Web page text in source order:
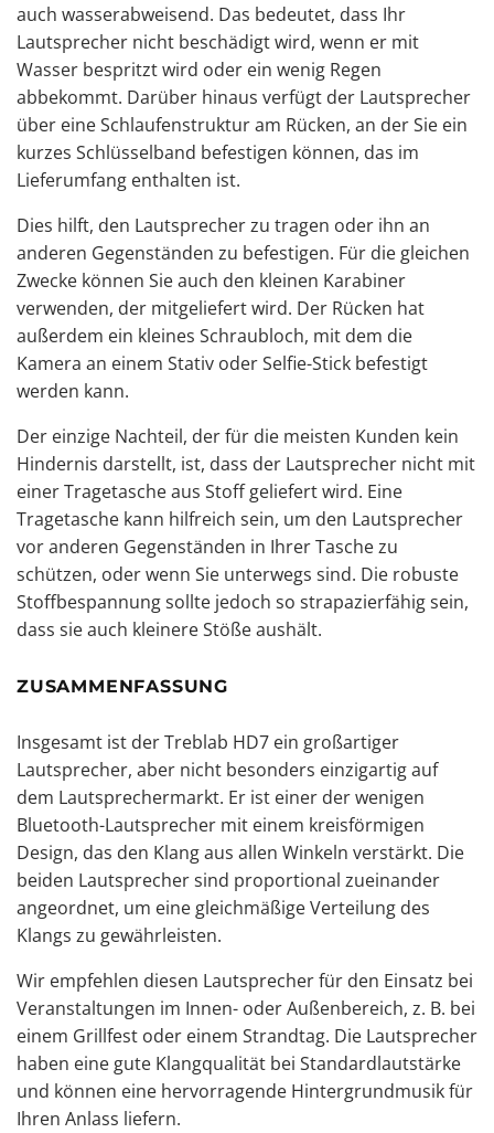
auch wasserabweisend. Das bedeutet, dass Ihr
Lautsprecher nicht beschädigt wird, wenn er mit
Wasser bespritzt wird oder ein wenig Regen
abbekommt. Darüber hinaus verfügt der Lautsprecher
über eine Schlaufenstruktur am Rücken, an der Sie ein
kurzes Schlüsselband befestigen können, das im
Lieferumfang enthalten ist.
Dies hilft, den Lautsprecher zu tragen oder ihn an
anderen Gegenständen zu befestigen. Für die gleichen
Zwecke können Sie auch den kleinen Karabiner
verwenden, der mitgeliefert wird. Der Rücken hat
außerdem ein kleines Schraubloch, mit dem die
Kamera an einem Stativ oder Selfie-Stick befestigt
werden kann.
Der einzige Nachteil, der für die meisten Kunden kein
Hindernis darstellt, ist, dass der Lautsprecher nicht mit
einer Tragetasche aus Stoff geliefert wird. Eine
Tragetasche kann hilfreich sein, um den Lautsprecher
vor anderen Gegenständen in Ihrer Tasche zu
schützen, oder wenn Sie unterwegs sind. Die robuste
Stoffbespannung sollte jedoch so strapazierfähig sein,
dass sie auch kleinere Stöße aushält.
ZUSAMMENFASSUNG
Insgesamt ist der Treblab HD7 ein großartiger
Lautsprecher, aber nicht besonders einzigartig auf
dem Lautsprechermarkt. Er ist einer der wenigen
Bluetooth-Lautsprecher mit einem kreisförmigen
Design, das den Klang aus allen Winkeln verstärkt. Die
beiden Lautsprecher sind proportional zueinander
angeordnet, um eine gleichmäßige Verteilung des
Klangs zu gewährleisten.
Wir empfehlen diesen Lautsprecher für den Einsatz bei
Veranstaltungen im Innen- oder Außenbereich, z. B. bei
einem Grillfest oder einem Strandtag. Die Lautsprecher
haben eine gute Klangqualität bei Standardlautstärke
und können eine hervorragende Hintergrundmusik für
Ihren Anlass liefern.